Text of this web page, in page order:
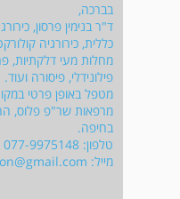
בברכה,
ד"ר בנימין פרסון,
כללית, כירורגיה
מחלות מעי דלקתיות,
פילונידלי, פיסורה ועוד.
מטפל באופן פרטי
בחיפה.
טלפון: 077-9975148
מייל: